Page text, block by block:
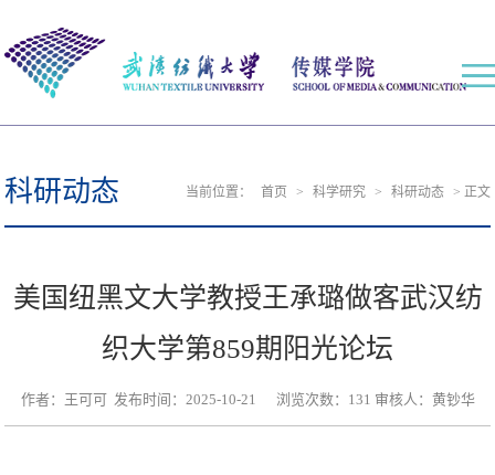
科研动态 当前位置： 首页 > 科学研究 > 科研动态 > 正文
美国纽黑文大学教授王承璐做客武汉纺
织大学第859期阳光论坛
作者：王可可 发布时间：2025-10-21 浏览次数： 131 审核人：黄钞华